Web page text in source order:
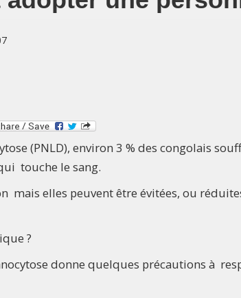
(PNLD), environ 3 % des congolais
touche le sang.
mais elles peuvent être évitées, ou
?
donne quelques précautions à